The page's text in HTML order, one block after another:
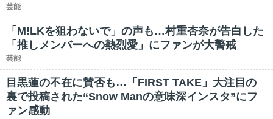
芸能
「M!LKを狙わないで」の声も…村重杏奈が告白した
「推しメンバーへの熱烈愛」にファンが大警戒
芸能
目黒蓮の不在に賛否も…「FIRST TAKE」大注目の
裏で投稿された“Snow Manの意味深インスタ”にフ
ァン感動